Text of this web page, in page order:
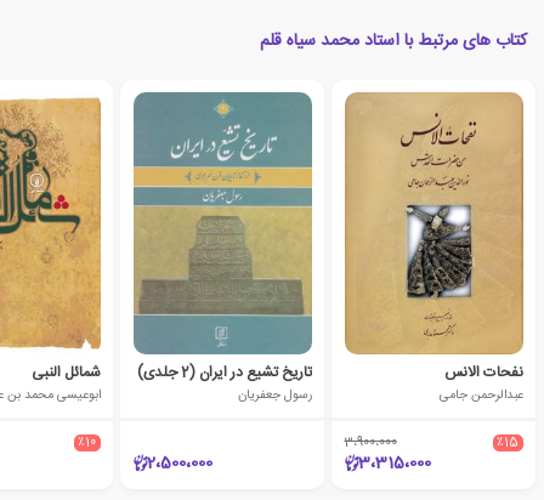
کتاب های مرتبط با استاد محمد سیاه قلم
نفحات الانس
عبدالرحمن جامی
٪15 3،900،000
3،315،000
تاریخ تشیع در ایران (2 جلدی)
رسول جعفریان
2،500،000
شمائل النبی
ابوعیسی محمد
٪10